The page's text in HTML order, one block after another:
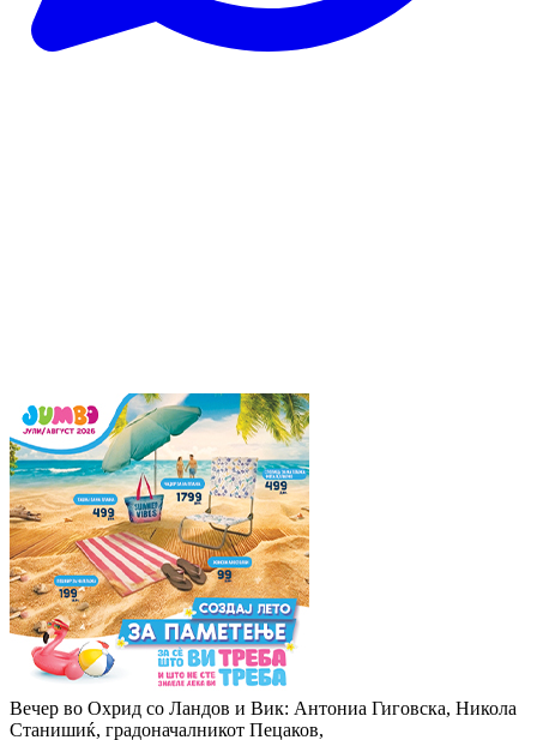
Вечер во Охрид со Ландов и Вик: Антониа Гиговска, Никола
Станишиќ, градоначалникот Пецаков,